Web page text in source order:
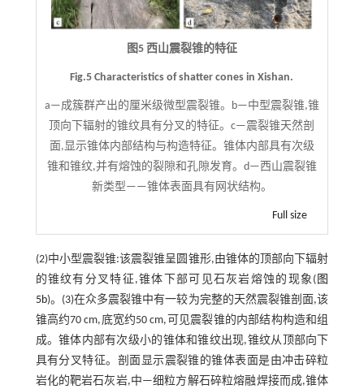
图5 西山震裂锥的特征
Fig.5 Characteristics of shatter cones in Xishan.
a—成簇群产出的厘米级微型震裂锥。b—中型震裂锥,锥
顶向下辐射的锥纹具有分叉的特征。c—震裂锥天然剖
面,显示锥体内部结构与构造特征。锥体内部具有次级
锥和锥纹,并有熔蚀的裂隙和孔隙发育。d—西山震裂锥
新类型——锥体表面具有网状结构。
Full size
(2)中小型震裂锥:该震裂锥呈圆锥形,由锥体的顶部向下辐射
的锥纹有分叉特征,锥体下部可见石灰岩熔蚀的现象( 图
5b)。(3)在众多震裂锥中有一较为完整的天然震裂锥剖面,该
锥高约70 cm,底宽约50 cm,可见震裂锥的内部结构构造和组
成。锥体内部有次级小的锥体和锥纹出现,锥纹从顶部向下
具有分叉特征。剖面显示震裂锥的锥体表面是由冲击碎粒
岩化的靶岩石灰岩,中—细粒方解石碎粒熔融焊接而成,锥体